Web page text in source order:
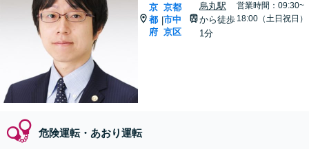
京
都
府
|
京都
市中
京区
烏丸駅
から徒歩
1分
営業時間：09:30~
18:00（土日祝日）
危険運転・あおり運転